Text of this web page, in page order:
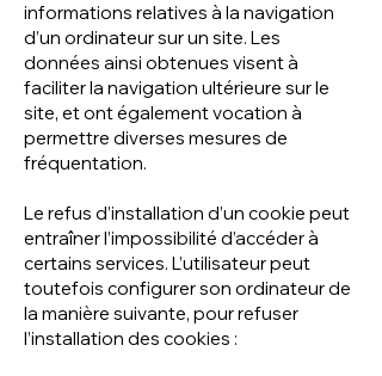
informations relatives à la navigation
d’un ordinateur sur un site. Les
données ainsi obtenues visent à
faciliter la navigation ultérieure sur le
site, et ont également vocation à
permettre diverses mesures de
fréquentation.
Le refus d’installation d’un cookie peut
entraîner l’impossibilité d’accéder à
certains services. L’utilisateur peut
toutefois configurer son ordinateur de
la manière suivante, pour refuser
l’installation des cookies :